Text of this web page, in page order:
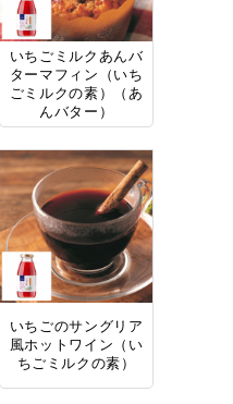
いちごミルクあんバ
ターマフィン（いち
ごミルクの素）（あ
んバター）
いちごのサングリア
風ホットワイン（い
ちごミルクの素）